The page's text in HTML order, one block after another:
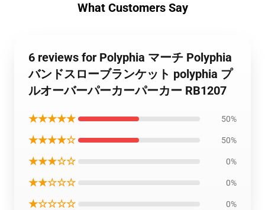
What Customers Say
6 reviews for Polyphia マーチ Polyphia
バンドスローブランケット polyphia プ
ルオーバーパーカーパーカー RB1207
★★★★★ 50%
★★★★☆ 50%
★★★☆☆ 0%
★★☆☆☆ 0%
★☆☆☆☆ 0%